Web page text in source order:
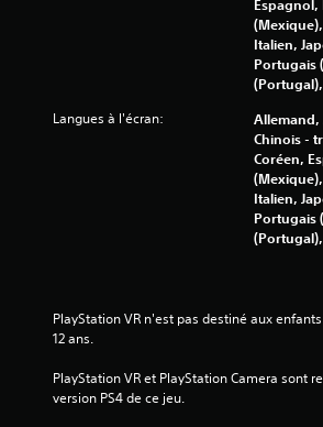
Espagnol,
Italien,
Portugais
Langues à l'écran:
Allemand,
Chinois -
Coréen,
Italien,
Portugais
PlayStation VR n'est pas destiné aux
12 ans.
PlayStation VR et PlayStation Camera sont
version PS4 de ce jeu.